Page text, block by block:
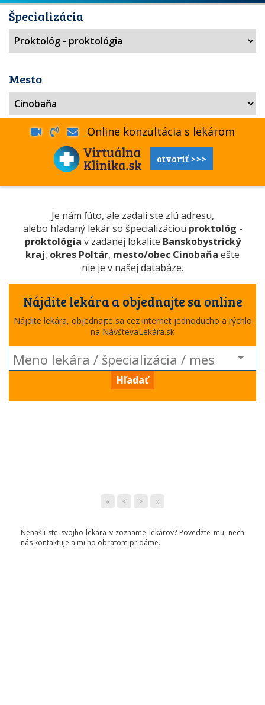
Špecializácia
Mesto
Online konzultácia s lekárom
otvoriť >>>
Je nám ľúto, ale zadali ste zlú adresu,
alebo hľadaný lekár so špecializáciou proktológ -
proktológia v zadanej lokalite Banskobystrický
kraj, okres Poltár, mesto/obec Cinobaňa ešte
nie je v našej databáze.
Nájdite lekára a objednajte sa online
Nájdite lekára, objednajte sa cez internet jednoducho a rýchlo
na NávštevaLekára.sk
Hľadať
« < > »
Nenašli ste svojho lekára v zozname lekárov? Povedzte mu, nech
nás kontaktuje a mi ho obratom pridáme.